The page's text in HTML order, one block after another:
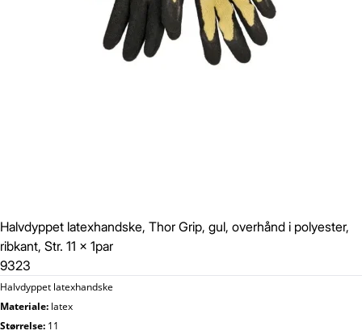
Halvdyppet latexhandske, Thor Grip, gul, overhånd i polyester,
ribkant, Str. 11 x 1par
9323
Halvdyppet latexhandske
Materiale: latex
Størrelse: 11